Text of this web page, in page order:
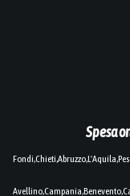
Spesa